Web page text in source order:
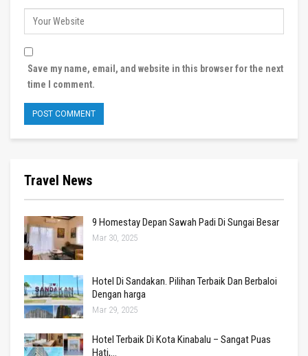
Save my name, email, and website in this browser for the next
time I comment.
Travel News
9 Homestay Depan Sawah Padi Di Sungai Besar
Mar 30, 2025
Hotel Di Sandakan. Pilihan Terbaik Dan Berbaloi
Dengan harga
Mar 29, 2025
Hotel Terbaik Di Kota Kinabalu – Sangat Puas
Hati,…